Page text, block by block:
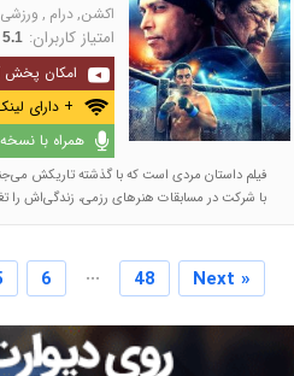
اکشن,درام , ورزشی
امتیاز کاربران: 5.1
امکان پخش
+ دارای
همراه با
فیلم داستان مردی است که با گذشته تاریکش
با شرکت در مسابقات هنرهای رزمی، زندگی‌اش را
6 ... 48 Next »